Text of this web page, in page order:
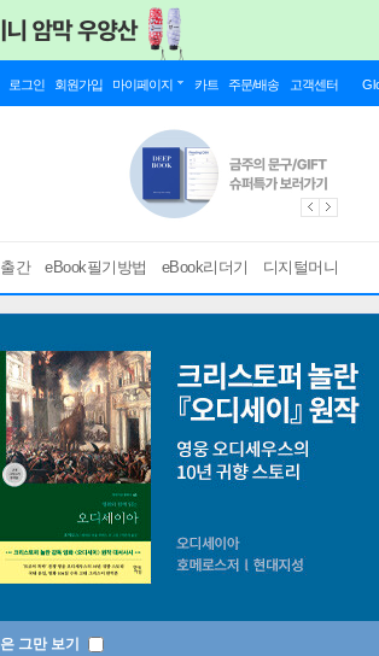
로그인 회원가입 마이페이지 카트 주문/배송 고객센터
간 eBook필기방법 eBook리더기 디지털머니
그만 보기
]